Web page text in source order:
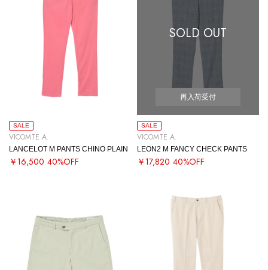
SALE
VICOMTE A.
LANCELOT M PANTS CHINO PLAIN
￥16,500 40%OFF
SOLD OUT
再入荷受付
SALE
VICOMTE A.
LEON2 M FANCY CHECK PANTS
￥17,820 40%OFF